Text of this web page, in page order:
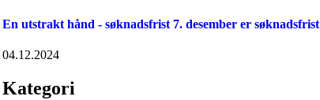
En utstrakt hånd - søknadsfrist 7. desember er søknadsfrist
04.12.2024
Kategori